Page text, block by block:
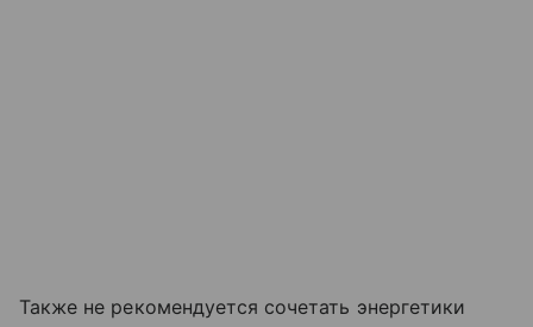
Также не рекомендуется сочетать энергетики